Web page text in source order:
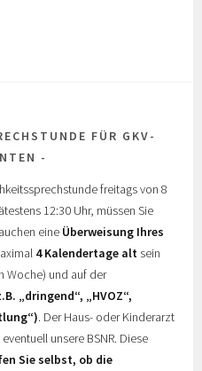
FÜR GKV-
freitags von 8
12:30 Uhr, müssen Sie
eine Überweisung Ihres
4 Kalendertage alt sein
Woche) und auf der
„dringend“, „HVOZ“,
. Der Haus- oder Kinderarzt
unsere BSNR. Diese
Sie selbst, ob die